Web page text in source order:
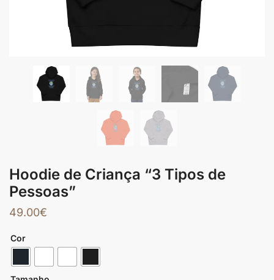
Hoodie de Criança “3 Tipos de
Pessoas”
49.00€
Cor